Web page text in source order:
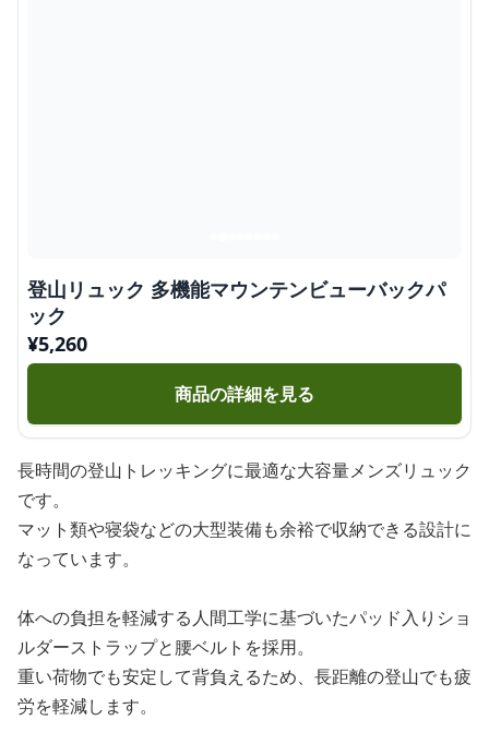
登山リュック 多機能マウンテンビューバックパ
ック
¥5,260
商品の詳細を見る
長時間の登山トレッキングに最適な大容量メンズリュック
です。
マット類や寝袋などの大型装備も余裕で収納できる設計に
なっています。
体への負担を軽減する人間工学に基づいたパッド入りショ
ルダーストラップと腰ベルトを採用。
重い荷物でも安定して背負えるため、長距離の登山でも疲
労を軽減します。